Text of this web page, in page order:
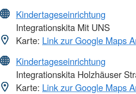
Kindertageseinrichtung
Integrationskita Mit UNS
Karte: Link zur Google Maps
Kindertageseinrichtung
Integrationskita Holzhäuser
Karte: Link zur Google Maps